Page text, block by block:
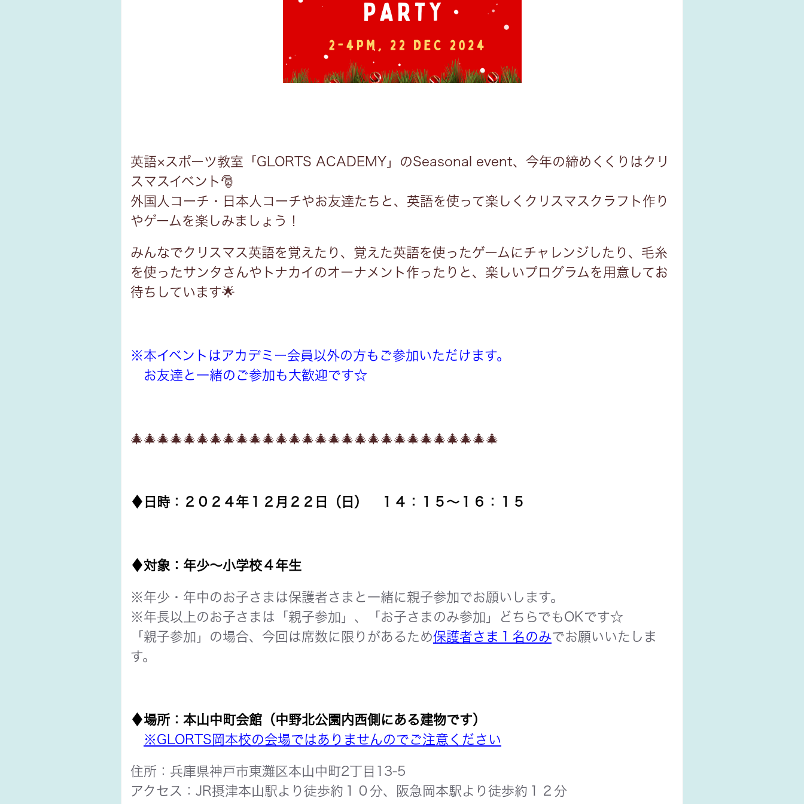
英語×スポーツ教室「GLORTS ACADEMY」のSeasonal event、今年の締めくくりはクリ
スマスイベント🎅
外国人コーチ・日本人コーチやお友達たちと、英語を使って楽しくクリスマスクラフト作り
やゲームを楽しみましょう！
みんなでクリスマス英語を覚えたり、覚えた英語を使ったゲームにチャレンジしたり、毛糸
を使ったサンタさんやトナカイのオーナメント作ったりと、楽しいプログラムを用意してお
待ちしています🌟
※本イベントはアカデミー会員以外の方もご参加いただけます。
お友達と一緒のご参加も大歓迎です☆
🎄🎄🎄🎄🎄🎄🎄🎄🎄🎄🎄🎄🎄🎄🎄🎄🎄🎄🎄🎄🎄🎄🎄🎄🎄🎄🎄🎄
♦日時： ２０２４年１２月２２日（日） １４：１５～１６：１５
♦対象：年少～小学校４年生
※年少・年中のお子さまは保護者さまと一緒に親子参加でお願いします。
※年長以上のお子さまは「親子参加」、「お子さまのみ参加」どちらでもOKです☆
「親子参加」の場合、今回は席数に限りがあるため保護者さま１名のみでお願いいたしま
す。
♦場所：本山中町会館（中野北公園内西側にある建物です）
※GLORTS岡本校の会場ではありませんのでご注意ください
住所：兵庫県神戸市東灘区本山中町2丁目13-5
アクセス：JR摂津本山駅より徒歩約１０分、阪急岡本駅より徒歩約１２分